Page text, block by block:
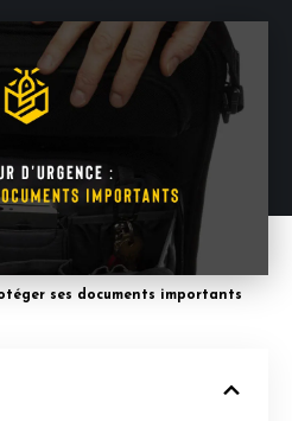
ses documents importants